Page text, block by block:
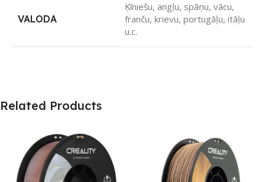
VALODA
Ķīniešu, angļu, spāņu, vācu,
franču, krievu, portugāļu, itāļu
u.c.
Related Products